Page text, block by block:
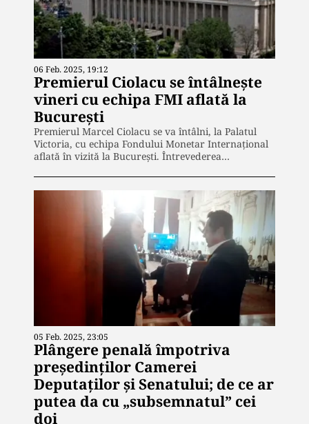
06 Feb. 2025, 19:12
Premierul Ciolacu se întâlnește
vineri cu echipa FMI aflată la
București
Premierul Marcel Ciolacu se va întâlni, la Palatul
Victoria, cu echipa Fondului Monetar Internațional
aflată în vizită la București. Întrevederea…
05 Feb. 2025, 23:05
Plângere penală împotriva
președinților Camerei
Deputaților și Senatului; de ce ar
putea da cu „subsemnatul” cei
doi